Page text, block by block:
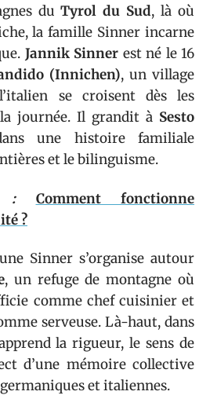
duTyrol du Sud, là où
la famille Sinner incarne
Jannik Sinner est né le 16
(Innichen), un village
se croisent dès les
journée. Il grandit à Sesto
une histoire familiale
et le bilinguisme.
:
Comment fonctionne
?
Sinner s’organise autour
, un refuge de montagne où
comme chef cuisinier et
serveuse. Là-haut, dans
la rigueur, le sens de
d’une mémoire collective
et italiennes.